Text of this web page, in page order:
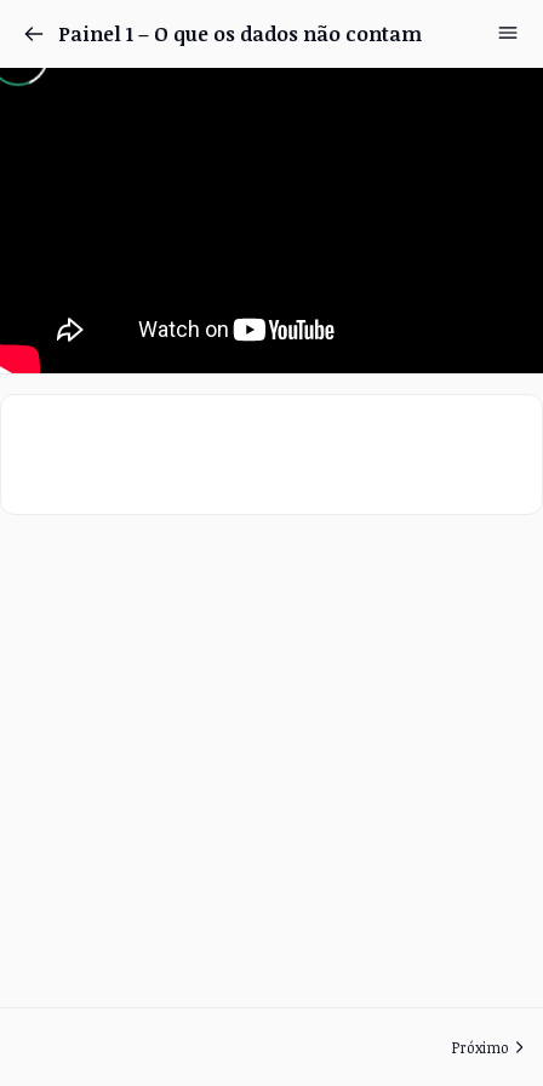
Painel 1 – O que os dados não contam
Próximo